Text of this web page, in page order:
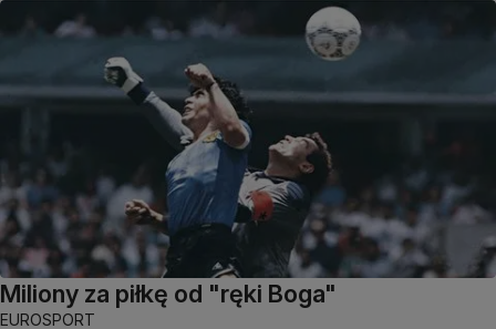
Miliony za piłkę od "ręki Boga"
EUROSPORT